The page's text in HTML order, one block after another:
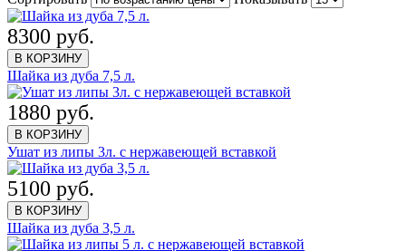
8300 руб.
В КОРЗИНУ
Шайка из дуба 7,5 л.
1880 руб.
В КОРЗИНУ
Ушат из липы 3л. с нержавеющей вставкой
5100 руб.
В КОРЗИНУ
Шайка из дуба 3,5 л.